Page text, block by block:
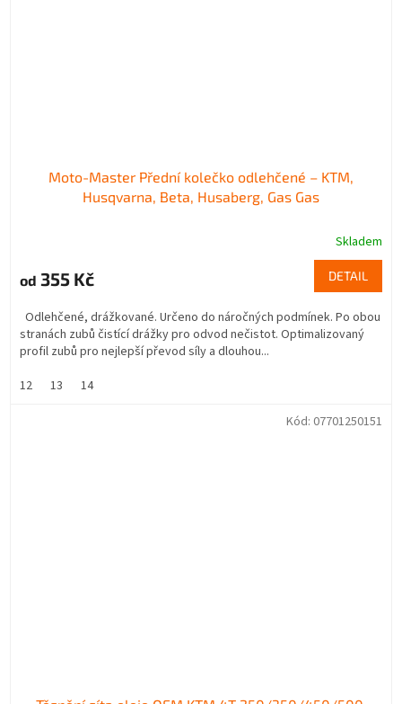
Moto-Master Přední kolečko odlehčené – KTM,
Husqvarna, Beta, Husaberg, Gas Gas
Skladem
od 355 Kč DETAIL
Odlehčené, drážkované. Určeno do náročných podmínek. Po obou
stranách zubů čistící drážky pro odvod nečistot. Optimalizovaný
profil zubů pro nejlepší převod síly a dlouhou...
12
13 14
Kód: 07701250151